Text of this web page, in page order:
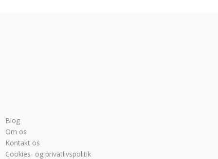
Blog
Om os
Kontakt os
Cookies- og privatlivspolitik